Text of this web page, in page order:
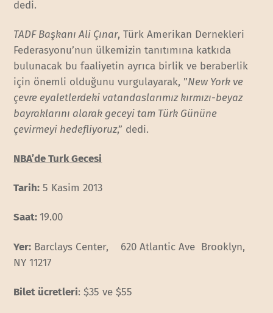
dedi.
TADF Başkanı Ali Çınar, Türk Amerikan Dernekleri
Federasyonu’nun ülkemizin tanıtımına katkıda
bulunacak bu faaliyetin ayrıca birlik ve beraberlik
için önemli olduğunu vurgulayarak, ”New York ve
çevre eyaletlerdeki vatandaslarımız kırmızı-beyaz
bayraklarını alarak geceyi tam Türk Gününe
çevirmeyi hedefliyoruz,” dedi.
NBA’de Turk Gecesi
Tarih: 5 Kasim 2013
Saat:19.00
Yer: Barclays Center, 620 Atlantic Ave Brooklyn,
NY 11217
Bilet ücretleri: $35 ve $55